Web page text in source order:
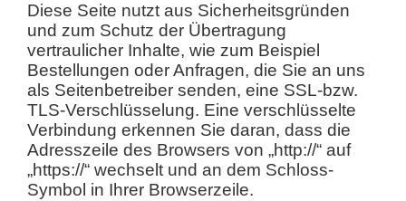
Diese Seite nutzt aus Sicherheitsgründen
und zum Schutz der Übertragung
vertraulicher Inhalte, wie zum Beispiel
Bestellungen oder Anfragen, die Sie an uns
als Seitenbetreiber senden, eine SSL-bzw.
TLS-Verschlüsselung. Eine verschlüsselte
Verbindung erkennen Sie daran, dass die
Adresszeile des Browsers von „http://“ auf
„https://“ wechselt und an dem Schloss-
Symbol in Ihrer Browserzeile.